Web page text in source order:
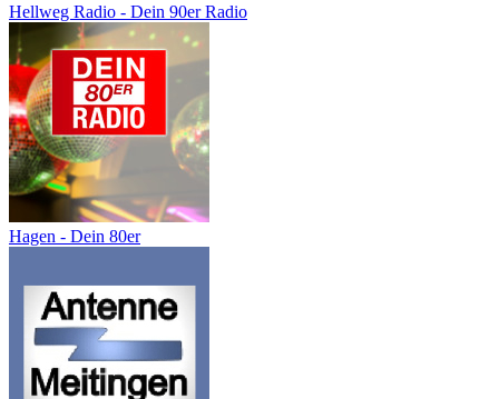
Hellweg Radio - Dein 90er Radio
Hagen - Dein 80er